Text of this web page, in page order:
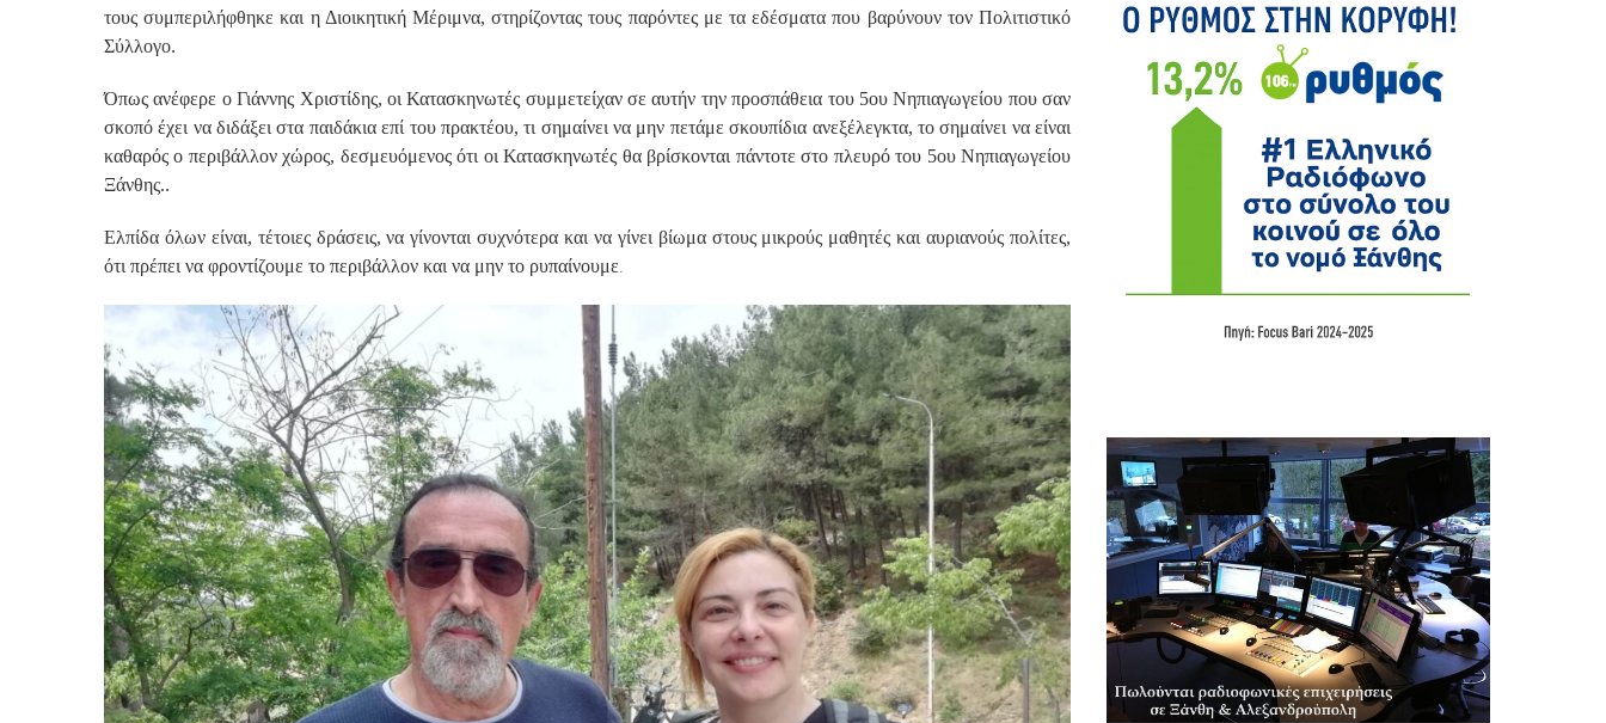
τους συμπεριλήφθηκε και η Διοικητική Μέριμνα, στηρίζοντας τους παρόντες με τα εδέσματα που βαρύνουν τον Πολιτιστικό
Σύλλογο.
Όπως ανέφερε ο Γιάννης Χριστίδης, οι Κατασκηνωτές συμμετείχαν σε αυτήν την προσπάθεια του 5ου Νηπιαγωγείου που σαν
σκοπό έχει να διδάξει στα παιδάκια επί του πρακτέου, τι σημαίνει να μην πετάμε σκουπίδια ανεξέλεγκτα, το σημαίνει να είναι
καθαρός ο περιβάλλον χώρος, δεσμευόμενος ότι οι Κατασκηνωτές θα βρίσκονται πάντοτε στο πλευρό του 5ου Νηπιαγωγείου
Ξάνθης..
Ελπίδα όλων είναι, τέτοιες δράσεις, να γίνονται συχνότερα και να γίνει βίωμα στους μικρούς μαθητές και αυριανούς πολίτες,
ότι πρέπει να φροντίζουμε το περιβάλλον και να μην το ρυπαίνουμε